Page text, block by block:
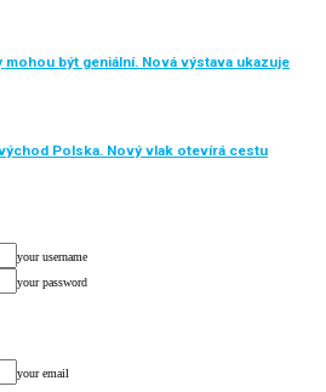
mohou být geniální. Nová výstava ukazuje
Polska. Nový vlak otevírá cestu
your username
your password
your email